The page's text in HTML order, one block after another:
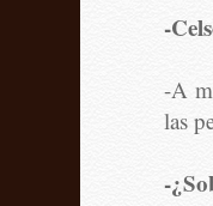
-
-A
las
-